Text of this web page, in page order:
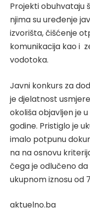
Projekti obuhvataju
njima su uređenje
izvorišta, čišćenje
komunikacija kao i
vodotoka.
Javni konkurs za
je djelatnost
okoliša objavljen je u
godine. Pristiglo je
imalo potpunu
na na osnovu
čega je odlučeno
ukupnom iznosu od
aktuelno.ba